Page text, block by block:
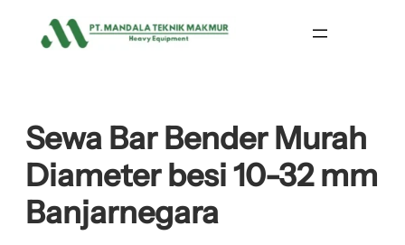
Sewa Bar Bender Murah
Diameter besi 10-32 mm
Banjarnegara